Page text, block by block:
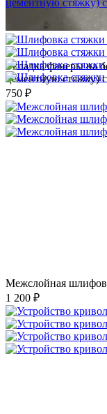
Укладка фанеры на
цементную стяжку)
750 ₽
Межслойная
1 200 ₽